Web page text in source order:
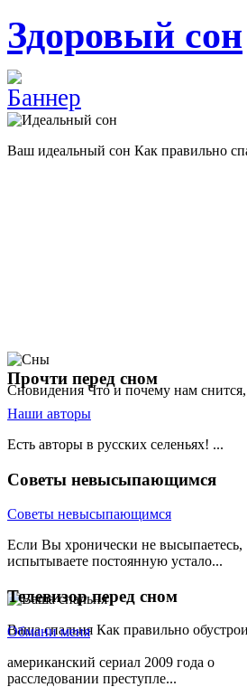
Здоровый сон
Ваш идеальный сон Как правильно
Сновидения Что и почему нам
Ваша спальня Как правильно
Прочти перед сном
Наши авторы
Есть авторы в русских селеньях! ...
Советы невысыпающимся
Советы невысыпающимся
Если Вы хронически не высыпаетесь,
испытываете постоянную устало...
Телевизорперед сном
Обмани меня
американский сериал 2009 года о
расследовании преступле...